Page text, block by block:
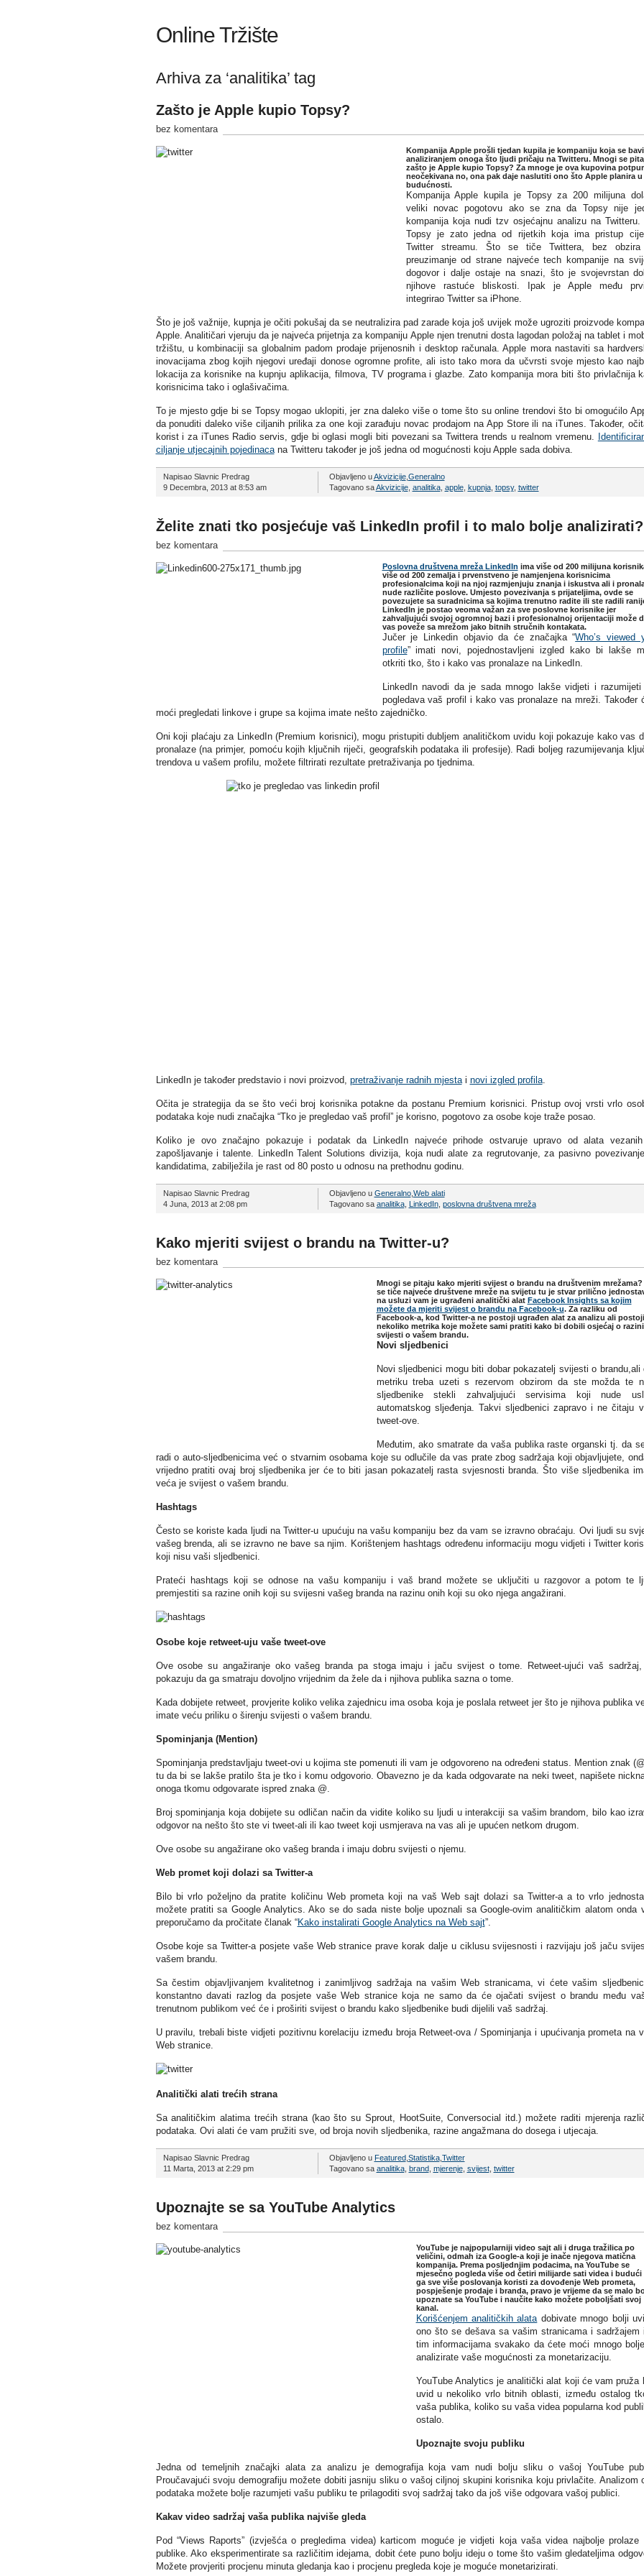
Online Tržište
Arhiva za ‘analitika’ tag
Zašto je Apple kupio Topsy?
bez komentara
Kompanija Apple prošli tjedan kupila je kompaniju koja se bavi
analiziranjem onoga što ljudi pričaju na Twitteru. Mnogi se
zašto je Apple kupio Topsy? Za mnoge je ova kupovina
neočekivana no, ona pak daje naslutiti ono što Apple planira u
budućnosti.
Kompanija Apple kupila je Topsy za 200 milijuna
veliki novac pogotovu ako se zna da Topsy nije
kompanija koja nudi tzv osjećajnu analizu na Twitteru.
Topsy je zato jedna od rijetkih koja ima pristup
Twitter streamu. Što se tiče Twittera, bez
preuzimanje od strane najveće tech kompanije na
dogovor i dalje ostaje na snazi, što je svojevrstan
njihove rastuće bliskosti. Ipak je Apple među
integrirao Twitter sa iPhone.
Što je još važnije, kupnja je očiti pokušaj da se neutralizira pad zarade koja još uvijek može ugroziti proizvode
Apple. Analitičari vjeruju da je najveća prijetnja za kompaniju Apple njen trenutni dosta lagodan položaj na tablet i
tržištu, u kombinaciji sa globalnim padom prodaje prijenosnih i desktop računala. Apple mora nastaviti sa
inovacijama zbog kojih njegovi uređaji donose ogromne profite, ali isto tako mora da učvrsti svoje mjesto kao
lokacija za korisnike na kupnju aplikacija, filmova, TV programa i glazbe. Zato kompanija mora biti što privlačnija
korisnicima tako i oglašivačima.
To je mjesto gdje bi se Topsy mogao uklopiti, jer zna daleko više o tome što su online trendovi što bi omogućilo
da ponuditi daleko više ciljanih prilika za one koji zarađuju novac prodajom na App Store ili na iTunes. Također,
korist i za iTunes Radio servis, gdje bi oglasi mogli biti povezani sa Twittera trends u realnom vremenu.
ciljanje utjecajnih pojedinacana Twitteru također je još jedna od mogućnosti koju Apple sada dobiva.
Napisao Slavnic Predrag
9 Decembra, 2013 at 8:53 am
Objavljeno uAkvizicije, Generalno
Tagovano saAkvizicije, analitika, apple, kupnja, topsy, twitter
Želite znati tko posjećuje vaš LinkedIn profil i to malo bolje analizirati?
bez komentara
Poslovna društvena mreža LinkedIn ima više od 200 milijuna
više od 200 zemalja i prvenstveno je namjenjena korisnicima
profesionalcima koji na njoj razmjenjuju znanja i iskustva ali i
nude različite poslove. Umjesto povezivanja s prijateljima, ovde se
povezujete sa suradnicima sa kojima trenutno radite ili ste radili
LinkedIn je postao veoma važan za sve poslovne korisnike jer
zahvaljujući svojoj ogromnoj bazi i profesionalnoj orijentaciji može
vas poveže sa mrežom jako bitnih stručnih kontakata.
Jučer je Linkedin objavio da će značajka “Who’s viewed
profile” imati novi, pojednostavljeni izgled kako bi lakše
otkriti tko, što i kako vas pronalaze na LinkedIn.
LinkedIn navodi da je sada mnogo lakše vidjeti i
pogledava vaš profil i kako vas pronalaze na mreži. Također
moći pregledati linkove i grupe sa kojima imate nešto zajedničko.
Oni koji plaćaju za LinkedIn (Premium korisnici), mogu pristupiti dubljem analitičkom uvidu koji pokazuje kako vas
pronalaze (na primjer, pomoću kojih ključnih riječi, geografskih podataka ili profesije). Radi boljeg razumijevanja
trendova u vašem profilu, možete filtrirati rezultate pretraživanja po tjednima.
LinkedIn je također predstavio i novi proizvod, pretraživanje radnih mjestai novi izgled profila.
Očita je strategija da se što veći broj korisnika potakne da postanu Premium korisnici. Pristup ovoj vrsti vrlo
podataka koje nudi značajka “Tko je pregledao vaš profil” je korisno, pogotovo za osobe koje traže posao.
Koliko je ovo značajno pokazuje i podatak da LinkedIn najveće prihode ostvaruje upravo od alata
zapošljavanje i talente. LinkedIn Talent Solutions divizija, koja nudi alate za regrutovanje, za pasivno
kandidatima, zabilježila je rast od 80 posto u odnosu na prethodnu godinu.
Napisao Slavnic Predrag
4 Juna, 2013 at 2:08 pm
Objavljeno u Generalno, Web alati
Tagovano sa analitika, LinkedIn, poslovna društvena mreža
Kako mjeriti svijest o brandu na Twitter-u?
bez komentara
Mnogi se pitaju kako mjeriti svijest o brandu na društvenim mrežama?
se tiče najveće društvene mreže na svijetu tu je stvar prilično
na usluzi vam je ugrađeni analitički alat Facebook Insights sa kojim
možete da mjeriti svijest o brandu na Facebook-u. Za razliku od
Facebook-a, kod Twitter-a ne postoji ugrađen alat za analizu ali postoji
nekoliko metrika koje možete sami pratiti kako bi dobili osjećaj o razini
svijesti o vašem brandu.
Novi sljedbenici
Novi sljedbenici mogu biti dobar pokazatelj svijesti o brandu,ali
metriku treba uzeti s rezervom obzirom da ste možda te
sljedbenike stekli zahvaljujući servisima koji nude
automatskog sljeđenja. Takvi sljedbenici zapravo i ne čitaju
tweet-ove.
Međutim, ako smatrate da vaša publika raste organski tj. da
radi o auto-sljedbenicima već o stvarnim osobama koje su odlučile da vas prate zbog sadržaja koji objavljujete,
vrijedno pratiti ovaj broj sljedbenika jer će to biti jasan pokazatelj rasta svjesnosti branda. Što više sljedbenika
veća je svijest o vašem brandu.
Hashtags
Često se koriste kada ljudi na Twitter-u upućuju na vašu kompaniju bez da vam se izravno obraćaju. Ovi ljudi su
vašeg brenda, ali se izravno ne bave sa njim. Korištenjem hashtags određenu informaciju mogu vidjeti i Twitter
koji nisu vaši sljedbenici.
Prateći hashtags koji se odnose na vašu kompaniju i vaš brand možete se uključiti u razgovor a potom te
premjestiti sa razine onih koji su svijesni vašeg branda na razinu onih koji su oko njega angažirani.
Osobe koje retweet-uju vaše tweet-ove
Ove osobe su angažiranje oko vašeg branda pa stoga imaju i jaču svijest o tome. Retweet-ujući vaš sadržaj,
pokazuju da ga smatraju dovoljno vrijednim da žele da i njihova publika sazna o tome.
Kada dobijete retweet, provjerite koliko velika zajednicu ima osoba koja je poslala retweet jer što je njihova publika
imate veću priliku o širenju svijesti o vašem brandu.
Spominjanja (Mention)
Spominjanja predstavljaju tweet-ovi u kojima ste pomenuti ili vam je odgovoreno na određeni status. Mention znak
tu da bi se lakše pratilo šta je tko i komu odgovorio. Obavezno je da kada odgovarate na neki tweet, napišete
onoga tkomu odgovarate ispred znaka @.
Broj spominjanja koja dobijete su odličan način da vidite koliko su ljudi u interakciji sa vašim brandom, bilo kao
odgovor na nešto što ste vi tweet-ali ili kao tweet koji usmjerava na vas ali je upućen netkom drugom.
Ove osobe su angažirane oko vašeg branda i imaju dobru svijesti o njemu.
Web promet koji dolazi sa Twitter-a
Bilo bi vrlo poželjno da pratite količinu Web prometa koji na vaš Web sajt dolazi sa Twitter-a a to vrlo
možete pratiti sa Google Analytics. Ako se do sada niste bolje upoznali sa Google-ovim analitičkim alatom onda
preporučamo da pročitate članak “Kako instalirati Google Analytics na Web sajt”.
Osobe koje sa Twitter-a posjete vaše Web stranice prave korak dalje u ciklusu svijesnosti i razvijaju još jaču
vašem brandu.
Sa čestim objavljivanjem ​​kvalitetnog i zanimljivog sadržaja na vašim Web stranicama, vi ćete vašim
konstantno davati razlog da posjete vaše Web stranice koja ne samo da će ojačati svijest o brandu među
trenutnom publikom već će i proširiti svijest o brandu kako sljedbenike budi dijelili vaš sadržaj.
U pravilu, trebali biste vidjeti pozitivnu korelaciju između broja Retweet-ova / Spominjanja i upućivanja prometa na
Web stranice.
Analitički alati trećih strana
Sa analitičkim alatima trećih strana (kao što su Sprout, HootSuite, Conversocial itd.) možete raditi mjerenja
podataka. Ovi alati će vam pružiti sve, od broja novih sljedbenika, razine angažmana do dosega i utjecaja.
Napisao Slavnic Predrag
11 Marta, 2013 at 2:29 pm
Objavljeno u Featured, Statistika, Twitter
Tagovano sa analitika, brand, mjerenje, svijest, twitter
Upoznajte se sa YouTube Analytics
bez komentara
YouTube je najpopularniji video sajt ali i druga tražilica po
veličini, odmah iza Google-a koji je inače njegova matična
kompanija. Prema posljednjim podacima, na YouTube se
mjesečno pogleda više od četiri milijarde sati videa i budući
ga sve više poslovanja koristi za dovođenje Web prometa,
pospješenje prodaje i branda, pravo je vrijeme da se malo
upoznate sa YouTube i naučite kako možete poboljšati svoj
kanal.
Korišćenjem analitičkih alatadobivate mnogo bolji
ono što se dešava sa vašim stranicama i sadržajem
tim informacijama svakako da ćete moći mnogo
analizirate vaše mogućnosti za monetarizaciju.
YouTube Analytics je analitički alat koji će vam pruža
uvid u nekoliko vrlo bitnih oblasti, između ostalog
vaša publika, koliko su vaša videa popularna kod
ostalo.
Upoznajte svoju publiku
Jedna od temeljnih značajki alata za analizu je demografija koja vam nudi bolju sliku o vašoj YouTube
Proučavajući svoju demografiju možete dobiti jasniju sliku o vašoj ciljnoj skupini korisnika koju privlačite. Analizom
podataka možete bolje razumjeti vašu publiku te prilagoditi svoj sadržaj tako da još više odgovara vašoj publici.
Kakav video sadržaj vaša publika najviše gleda
Pod “Views Raports” (izvješća o pregledima videa) karticom moguće je vidjeti koja vaša videa najbolje prolaze
publike. Ako eksperimentirate sa različitim idejama, dobit ćete puno bolju ideju o tome što vašim gledateljima
Možete provjeriti procjenu minuta gledanja kao i procjenu pregleda koje je moguće monetarizirati.